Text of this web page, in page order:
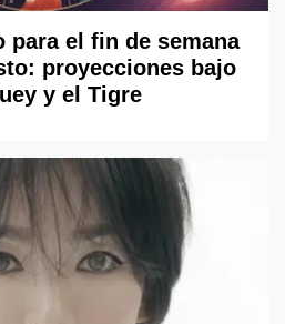
para el fin de semana
proyecciones bajo
y el Tigre